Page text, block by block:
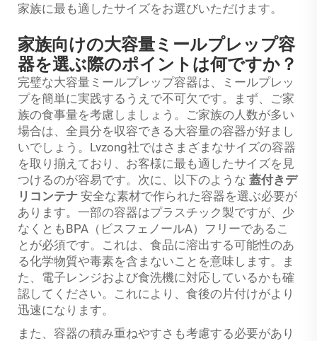
家族に最も適したサイズをお選びいただけます。
家族向けの大容量ミールプレップ容
器を選ぶ際のポイントは何ですか？
完璧な大容量ミールプレップ容器は、ミールプレッ
プを簡単に実践するうえで不可欠です。まず、ご家
族の食事量を考慮しましょう。ご家族の人数が多い
場合は、全員分を収容できる大容量の容器が好まし
いでしょう。Lvzong社ではさまざまなサイズの容器
を取り揃えており、お客様に最も適したサイズを見
つけるのが容易です。次に、以下のような 蓋付きデ
リコンテナ 安全な素材で作られた容器を選ぶ必要が
あります。一部の容器はプラスチック製ですが、少
なくともBPA（ビスフェノールA）フリーであるこ
とが必須です。これは、食品に溶出する可能性のあ
る化学物質や毒素を含まないことを意味します。ま
た、電子レンジおよび食洗機に対応しているかも確
認してください。これにより、食後の片付けがより
迅速になります。
また、容器の積み重ねやすさも考慮する必要があり